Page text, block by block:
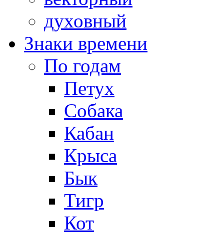
духовный
Знаки времени
По годам
Петух
Собака
Кабан
Крыса
Бык
Тигр
Кот